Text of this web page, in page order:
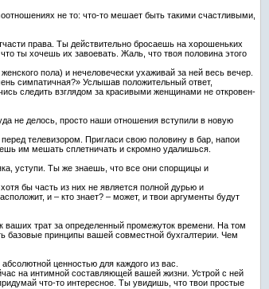
не то: что-то мешает быть такими счастливыми,
права. Ты действительно бросаешь на хорошеньких
ты хочешь их завоевать. Жаль, что твоя половина этого
пола) и нечеловечески ухаживай за ней весь вечер.
симпатичная?» Услышав положительный ответ,
следить взглядом за красивыми женщинами не откровен-
не делось, просто наши отношения вступили в новую
телевизором. Пригласи свою половину в бар, напои
им мешать сплетничать и скромно удалишься.
уступи. Ты же знаешь, что все они спорщицы и
бы часть из них не является полной дурью и
и – кто знает? – может, и твои аргументы будут
ваших трат за определенный промежуток времени. На том
базовые принципы вашей совместной бухгалтерии. Чем
ценностью для каждого из вас.
на интимной составляющей вашей жизни. Устрой с ней
что-то интересное. Ты увидишь, что твои простые